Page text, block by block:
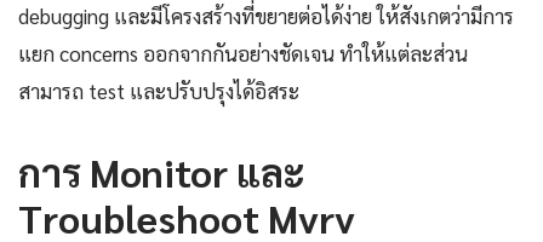
debugging และมีโครงสร้างที่ขยายต่อได้ง่าย ให้สังเกตว่ามีการ
แยก concerns ออกจากกันอย่างชัดเจน ทำให้แต่ละส่วน
สามารถ test และปรับปรุงได้อิสระ
การ Monitor และ
Troubleshoot Mvrv